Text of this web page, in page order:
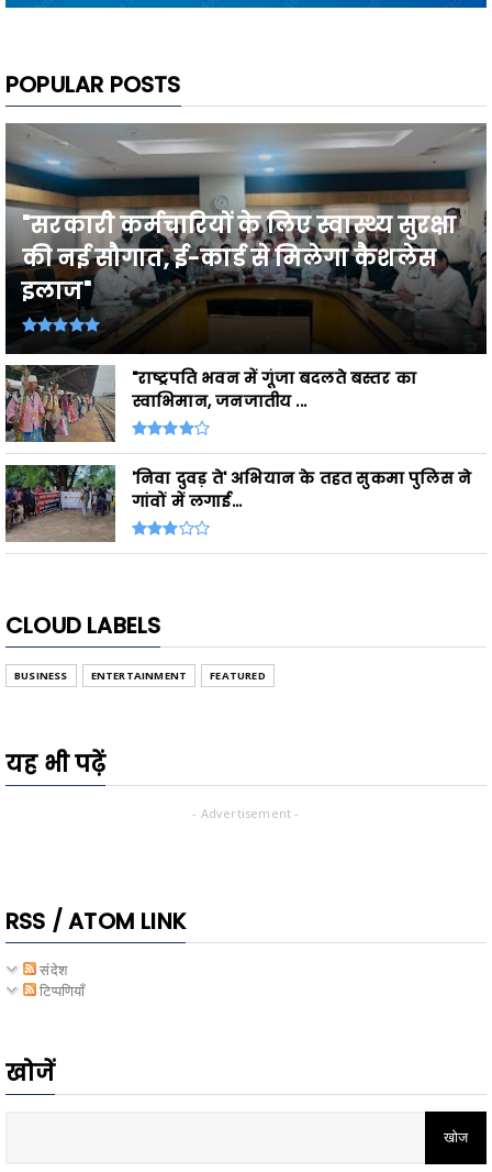
POPULAR POSTS
"सरकारी कर्मचारियों के लिए स्वास्थ्य सुरक्षा
की नई सौगात, ई-कार्ड से मिलेगा कैशलेस
इलाज"
"राष्ट्रपति भवन में गूंजा बदलते बस्तर का
स्वाभिमान, जनजातीय ...
'निवा दुवड़ ते' अभियान के तहत सुकमा पुलिस ने
गांवों में लगाई...
CLOUD LABELS
BUSINESS ENTERTAINMENT FEATURED
यह भी पढ़ें
- Advertisement -
RSS / ATOM LINK
संदेश
टिप्पणियाँ
खोजें